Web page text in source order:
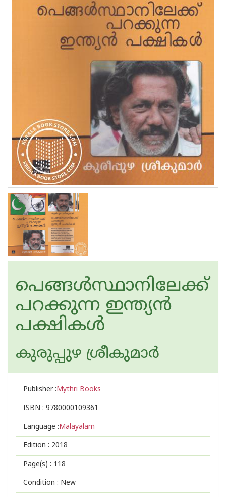
പെങ്ങള്‍സ്ഥാനിലേക്ക്
പറക്കുന്ന ഇന്ത്യന്‍
പക്ഷികള്‍
കുരുപ്പുഴ ശ്രീകുമാര്‍
Publisher :Mythri Books
ISBN : 9780000109361
Language :Malayalam
Edition : 2018
Page(s) : 118
Condition : New